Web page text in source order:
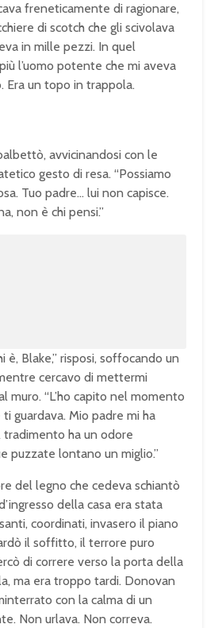
freneticamente di ragionare,
di scotch che gli scivolava
in mille pezzi. In quel
l’uomo potente che mi aveva
Era un topo in trappola.
avvicinandosi con le
gesto di resa. “Possiamo
Tuo padre… lui non capisce.
non è chi pensi.”
è, Blake,” risposi, soffocando un
cercavo di mettermi
muro. “L’ho capito nel momento
guardava. Mio padre mi ha
ha un odore
puzzate lontano un miglio.”
del legno che cedeva schiantò
della casa era stata
coordinati, invasero il piano
il soffitto, il terrore puro
di correre verso la porta della
ma era troppo tardi. Donovan
con la calma di un
Non urlava. Non correva.